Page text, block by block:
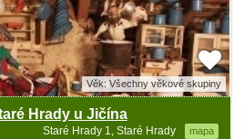
Věk: Všechny věkové skupiny
Hrady u Jičína
Staré Hrady 1, Staré Hrady mapa